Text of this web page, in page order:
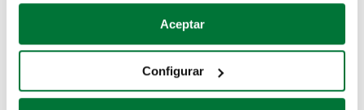
Si lo permite, también quisiéramos:
Recopilar información sobre su ubicación geográfica
Identificar su dispositivo analizándolo activamente
para buscar características específicas (huellas
Aceptar
Configurar
Coches de segunda mano
Coches de km0